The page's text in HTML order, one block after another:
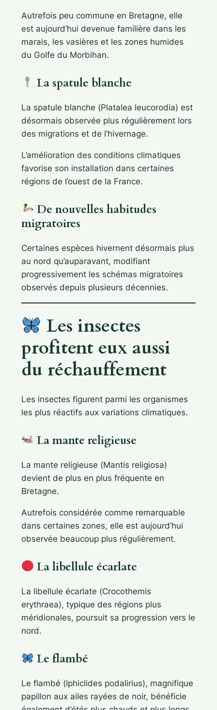
Autrefois peu commune en Bretagne, elle
est aujourd’hui devenue familière dans les
marais, les vasières et les zones humides
du Golfe du Morbihan.
La spatule blanche
La spatule blanche (Platalea leucorodia) est
désormais observée plus régulièrement lors
des migrations et de l’hivernage.
L’amélioration des conditions climatiques
favorise son installation dans certaines
régions de l’ouest de la France.
De nouvelles habitudes
migratoires
Certaines espèces hivernent désormais plus
au nord qu’auparavant, modifiant
progressivement les schémas migratoires
observés depuis plusieurs décennies.
Les insectes
profitent eux aussi
du réchauffement
Les insectes figurent parmi les organismes
les plus réactifs aux variations climatiques.
La mante religieuse
La mante religieuse (Mantis religiosa)
devient de plus en plus fréquente en
Bretagne.
Autrefois considérée comme remarquable
dans certaines zones, elle est aujourd’hui
observée beaucoup plus régulièrement.
La libellule écarlate
La libellule écarlate (Crocothemis
erythraea), typique des régions plus
méridionales, poursuit sa progression vers le
nord.
Le flambé
Le flambé (Iphiclides podalirius), magnifique
papillon aux ailes rayées de noir, bénéficie